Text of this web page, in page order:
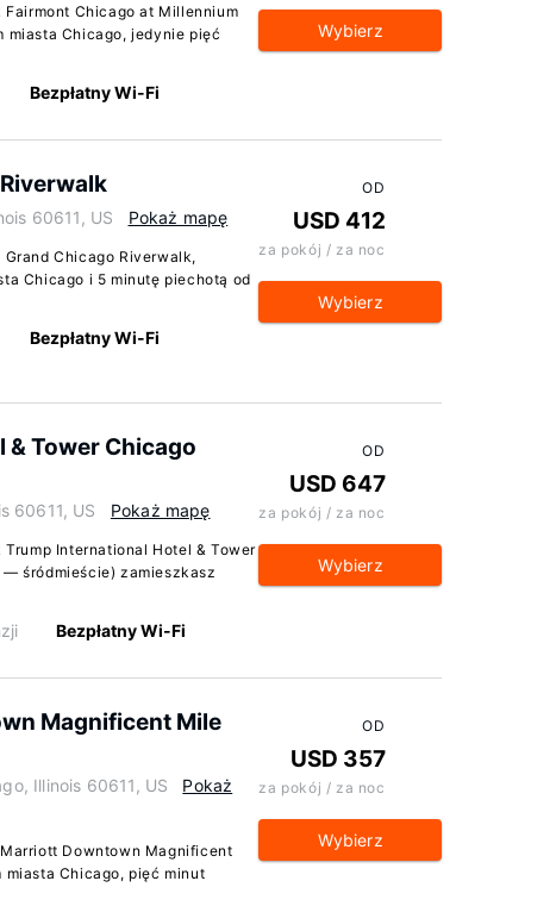
Chicago at Millennium
miasta Chicago, jedynie pięć
Bezpłatny Wi-Fi
Wybierz
60611, US Pokaż mapę
Chicago Riverwalk,
Chicago i 5 minutę piechotą od
Bezpłatny Wi-Fi
OD
USD 412
za pokój / za noc
Wybierz
Tower Chicago
60611, US Pokaż mapę
International Hotel & Tower
śródmieście) zamieszkasz
Bezpłatny Wi-Fi
OD
USD 647
za pokój / za noc
Wybierz
Magnificent Mile
Illinois 60611, US
Pokaż
Downtown Magnificent
Chicago, pięć minut
OD
USD 357
za pokój / za noc
Wybierz